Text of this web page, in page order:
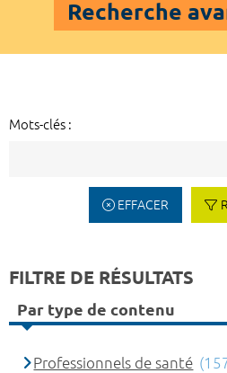
Recherche
Mots-clés :
EFFACER
FILTRE DE RÉSULTATS
Par type de contenu
Professionnels de santé